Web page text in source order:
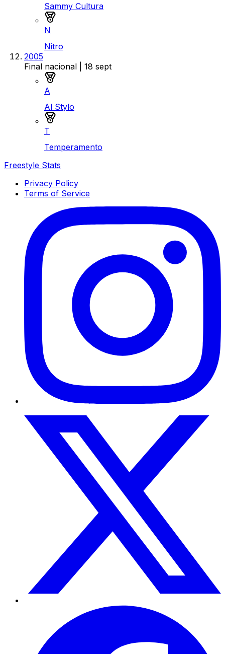
Sammy Cultura
N
Nitro
2005
Final nacional | 18 sept
A
Al Stylo
T
Temperamento
Freestyle Stats
Privacy Policy
Terms of Service